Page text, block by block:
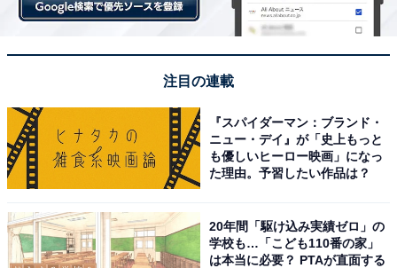
2020年11月にリニューアルした「鎌倉ニュージャーマン」鎌倉本店。リブ
ランドにより新たに制作されたロゴマークは鎌倉市章と同じ「ササリンド
2020年4月、モロゾフの子会社となった鎌倉ニュージャ
注目の連載
『スパイダーマン：ブランド・
ニュー・デイ』が「史上もっと
も優しいヒーロー映画」になっ
た理由。予習したい作品は？
20年間「駆け込み実績ゼロ」の
学校も…「こども110番の家」
は本当に必要？ PTAが直面する